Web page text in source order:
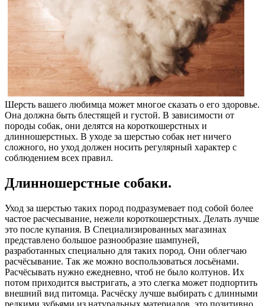
Шерсть вашего любимца может многое сказать о его здоровье.
Она должна быть блестящей и густой. В зависимости от
породы собак, они делятся на короткошерстных и
длинношерстных. В уходе за шерстью собак нет ничего
сложного, но уход должен носить регулярный характер с
соблюдением всех правил.
Длинношерстные собаки.
Уход за шерстью таких пород подразумевает под собой более
частое расчесывание, нежели короткошерстных. Делать лучше
это после купания. В Специализированных магазинах
представлено большое разнообразие шампуней,
разработанных специально для таких пород. Они облегчаю
расчёсывание. Так же можно воспользоваться лосьёнами.
Расчёсывать нужно ежедневно, чтоб не было колтунов. Их
потом приходится выстригать, а это слегка может подпортить
внешний вид питомца. Расчёску лучше выбирать с длинными
редкими зубьями из натуральных материалов, это позитивно